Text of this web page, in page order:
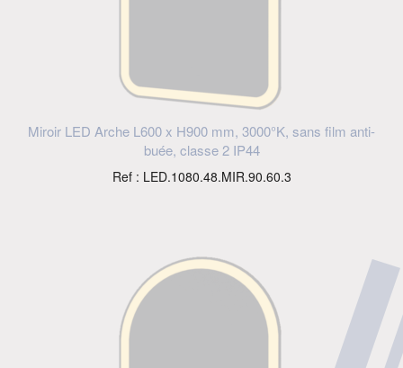
Miroir LED Arche L600 x H900 mm, 3000°K, sans film anti-
buée, classe 2 IP44
Ref : LED.1080.48.MIR.90.60.3